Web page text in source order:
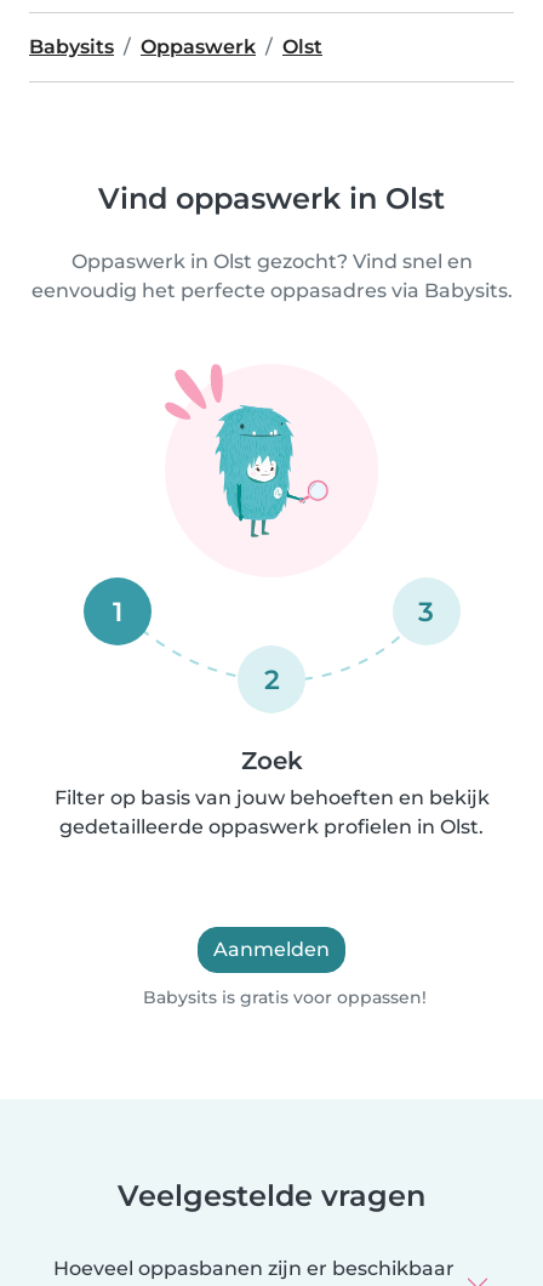
Babysits Oppaswerk Olst
Vind oppaswerk in Olst
Oppaswerk in Olst gezocht? Vind snel en
eenvoudig het perfecte oppasadres via Babysits.
1
2
3
Zoek
Filter op basis van jouw behoeften en bekijk
gedetailleerde oppaswerk profielen in Olst.
Aanmelden
Babysits is gratis voor oppassen!
Veelgestelde vragen
Hoeveel oppasbanen zijn er beschikbaar